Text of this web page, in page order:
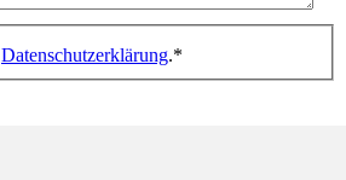
Datenschutzerklärung.*